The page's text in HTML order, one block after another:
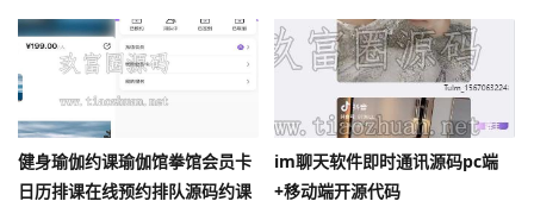
健身瑜伽约课瑜伽馆拳馆会员卡
日历排课在线预约排队源码约课
im聊天软件即时通讯源码pc端
+移动端开源代码